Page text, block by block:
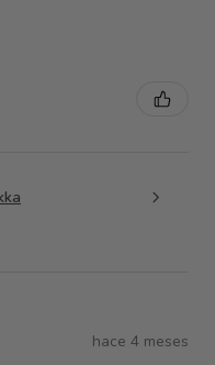
hace 4 meses